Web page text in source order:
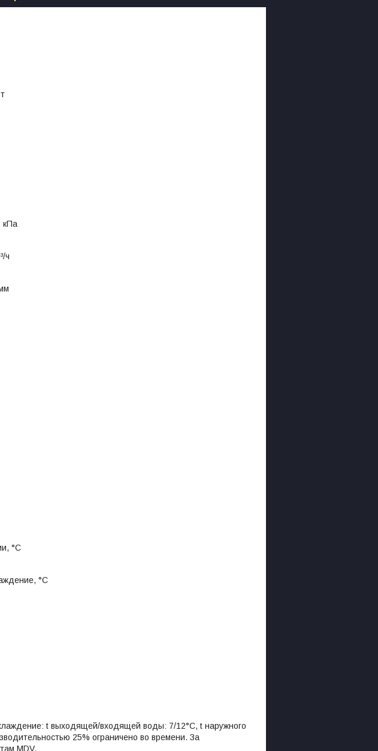
кПа
ч
°C
°C
t выходящей/входящей воды: 7/12°С, t наружного
25% ограничено во времени. За
MDV.